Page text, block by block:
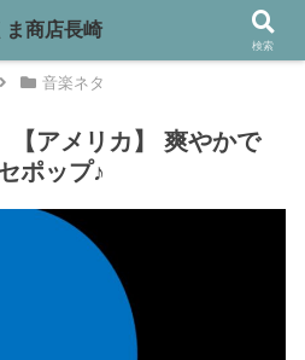
音楽ネタ
【アメリカ】 爽やかで
ポップ♪
ま商店長崎
検索